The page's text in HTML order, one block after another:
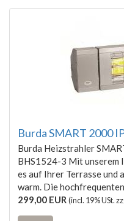
Burda SMART 2000
Burda Heizstrahler
BHS1524-3 Mit unserem
es auf Ihrer Terrasse und
warm. Die
299,00 EUR(incl. 19% USt.